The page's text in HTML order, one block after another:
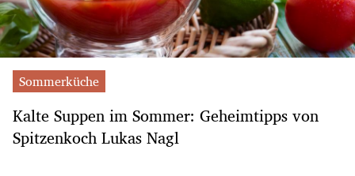
Sommerküche
Kalte Suppen im Sommer: Geheimtipps von
Spitzenkoch Lukas Nagl